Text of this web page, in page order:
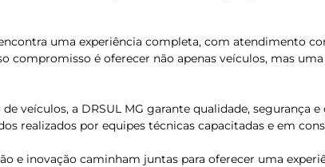
uma experiência completa, com atendimento
compromisso é oferecer não apenas veículos, mas
veículos, a DRSUL MG garante qualidade, segurança
realizados por equipes técnicas capacitadas e em
e inovação caminham juntas para oferecer uma